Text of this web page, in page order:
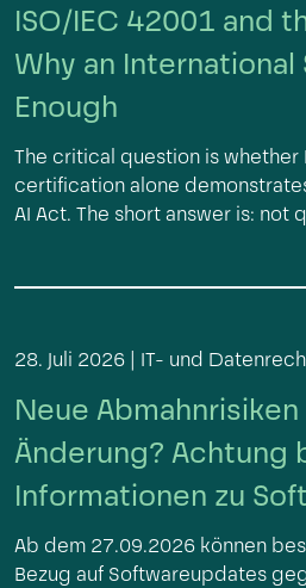
ISO/IEC 42001 and
Why an
Enough
The critical question is whether
certification alone
AI Act. The short answer is: not
28. Juli 2026 | IT- und
Neue
Änderung? Achtung
Informationen zu
Ab dem 27.09.2026 können
Bezug auf Softwareupdates